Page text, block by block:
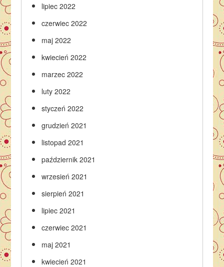
lipiec 2022
czerwiec 2022
maj 2022
kwiecień 2022
marzec 2022
luty 2022
styczeń 2022
grudzień 2021
listopad 2021
październik 2021
wrzesień 2021
sierpień 2021
lipiec 2021
czerwiec 2021
maj 2021
kwiecień 2021